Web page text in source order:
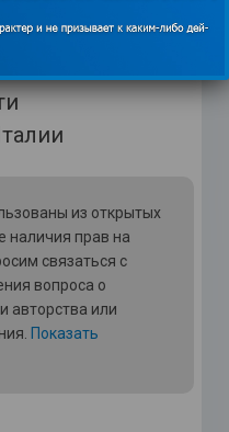
инвалидов или
из открытых
наличия прав на
связаться с
вопроса о
авторства или
Показать